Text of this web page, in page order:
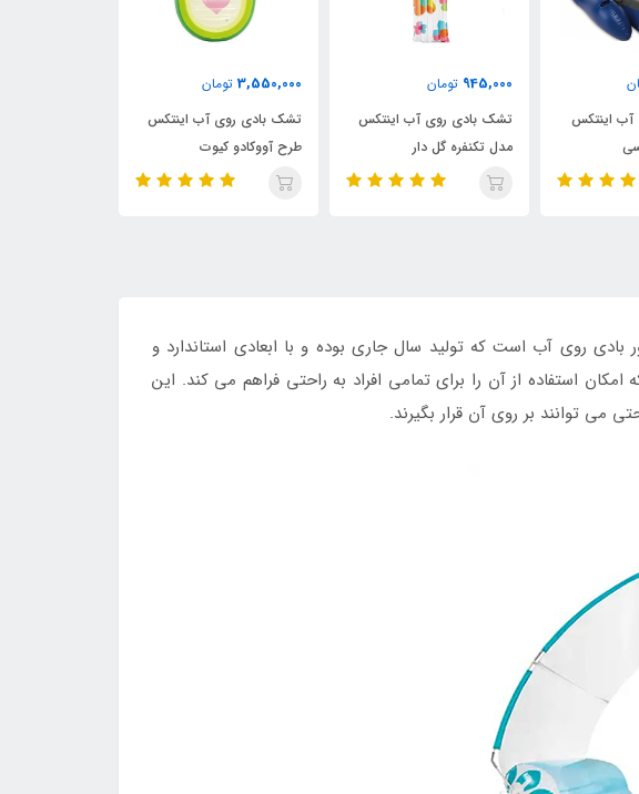
تومان
روی آب اینتکس
گل دار
3,550,000
تشک بادی روی آب اینتکس
طرح آووکادو کیوت
4,850,000
شناور بادی روی آب اینتکس
مدل دستگیره دار ماهی مرکب
ترین نمونه های شناور بادی روی آب است که تولید سال جاری بوده و با ابعادی استاندارد و
استفاده از آن را برای تمامی افراد به راحتی فراهم می کند. این
توانند بر روی آن قرار بگیرند.